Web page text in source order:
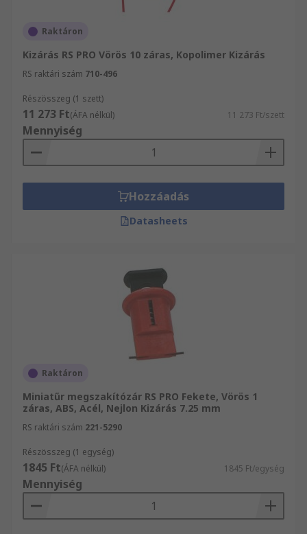
Raktáron
Kizárás RS PRO Vörös 10 záras, Kopolimer Kizárás
RS raktári szám 710-496
Részösszeg (1 szett)
11 273 Ft(ÁFA nélkül) 11 273 Ft/szett
Mennyiség
Hozzáadás
Datasheets
Raktáron
Miniatűr megszakítózár RS PRO Fekete, Vörös 1
záras, ABS, Acél, Nejlon Kizárás 7.25 mm
RS raktári szám 221-5290
Részösszeg (1 egység)
1845 Ft(ÁFA nélkül) 1845 Ft/egység
Mennyiség